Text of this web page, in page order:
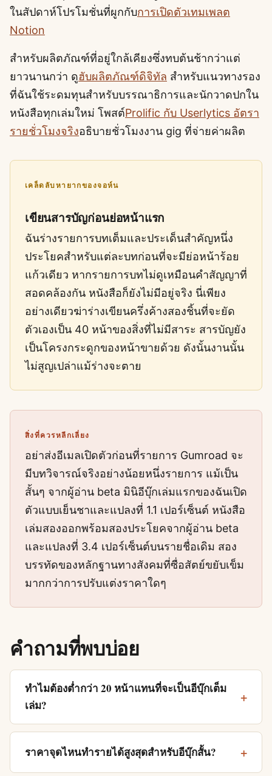
ในสัปดาห์โปรโมชั่นที่ผูกกับการเปิดตัวเทมเพลต
Notion
สำหรับผลิตภัณฑ์ที่อยู่ใกล้เคียงซึ่งทบต้นช้ากว่าแต่
ยาวนานกว่า ดูฮับผลิตภัณฑ์ดิจิทัล สำหรับแนวทางรอง
ที่ฉันใช้ระดมทุนสำหรับบรรณาธิการและนักวาดปกใน
หนังสือทุกเล่มใหม่ โพสต์Prolific กับ Userlytics อัตรา
รายชั่วโมงจริงอธิบายชั่วโมงงาน gig ที่จ่ายค่าผลิต
เคล็ดลับหายากของจอห์น
เขียนสารบัญก่อนย่อหน้าแรก
ฉันร่างรายการบทเต็มและประเด็นสำคัญหนึ่ง
ประโยคสำหรับแต่ละบทก่อนที่จะมีย่อหน้าร้อย
แก้วเดียว หากรายการบทไม่ดูเหมือนคำสัญญาที่
สอดคล้องกัน หนังสือก็ยังไม่มีอยู่จริง นี่เพียง
อย่างเดียวฆ่าร่างเขียนครึ่งค้างสองชิ้นที่จะยัด
ตัวเองเป็น 40 หน้าของสิ่งที่ไม่มีสาระ สารบัญยัง
เป็นโครงกระดูกของหน้าขายด้วย ดังนั้นงานนั้น
ไม่สูญเปล่าแม้ร่างจะตาย
สิ่งที่ควรหลีกเลี่ยง
อย่าส่งอีเมลเปิดตัวก่อนที่รายการ Gumroad จะ
มีบทวิจารณ์จริงอย่างน้อยหนึ่งรายการ แม้เป็น
สั้นๆ จากผู้อ่าน beta มินิอีบุ๊กเล่มแรกของฉันเปิด
ตัวแบบเย็นชาและแปลงที่ 1.1 เปอร์เซ็นต์ หนังสือ
เล่มสองออกพร้อมสองประโยคจากผู้อ่าน beta
และแปลงที่ 3.4 เปอร์เซ็นต์บนรายชื่อเดิม สอง
บรรทัดของหลักฐานทางสังคมที่ซื่อสัตย์ขยับเข็ม
มากกว่าการปรับแต่งราคาใดๆ
คำถามที่พบบ่อย
ทำไมต้องต่ำกว่า 20 หน้าแทนที่จะเป็นอีบุ๊กเต็ม
เล่ม?
ราคาจุดไหนทำรายได้สูงสุดสำหรับอีบุ๊กสั้น?